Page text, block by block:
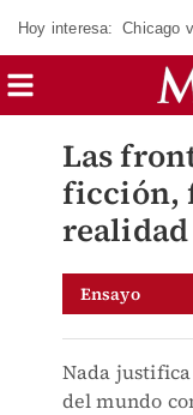
Hoy interesa: Chicago
Las
ficción,
realidad
Ensayo
Nada
del mundo